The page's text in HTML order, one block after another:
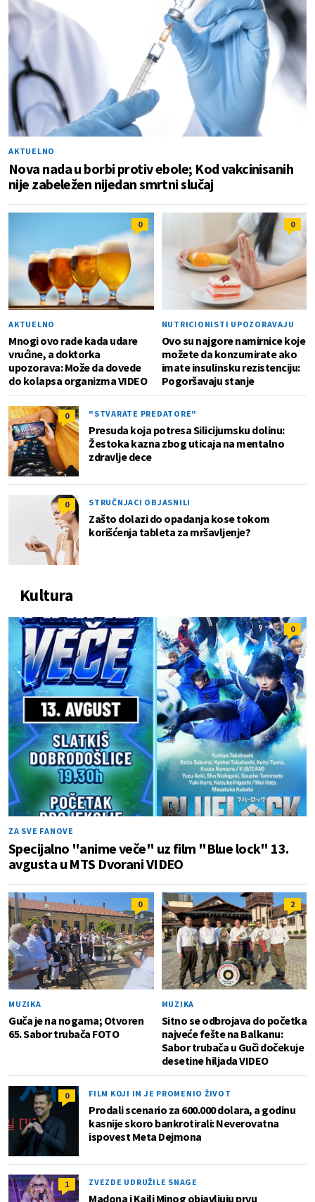
AKTUELNO
Nova nada u borbi protiv ebole; Kod vakcinisanih
nije zabeležen nijedan smrtni slučaj
0
AKTUELNO
Mnogi ovo rade kada udare
vrućine, a doktorka
upozorava: Može da dovede
do kolapsa organizma VIDEO
0
NUTRICIONISTI UPOZORAVAJU
Ovo su najgore namirnice koje
možete da konzumirate ako
imate insulinsku rezistenciju:
Pogoršavaju stanje
0 "STVARATE PREDATORE"
Presuda koja potresa Silicijumsku dolinu:
Žestoka kazna zbog uticaja na mentalno
zdravlje dece
0 STRUČNJACI OBJASNILI
Zašto dolazi do opadanja kose tokom
korišćenja tableta za mršavljenje?
Kultura
0
ZA SVE FANOVE
Specijalno "anime veče" uz film "Blue lock" 13.
avgusta u MTS Dvorani VIDEO
0
MUZIKA
Guča je na nogama; Otvoren
65. Sabor trubača FOTO
2
MUZIKA
Sitno se odbrojava do početka
najveće fešte na Balkanu:
Sabor trubača u Guči dočekuje
desetine hiljada VIDEO
0 FILM KOJI IM JE PROMENIO ŽIVOT
Prodali scenario za 600.000 dolara, a godinu
kasnije skoro bankrotirali: Neverovatna
ispovest Meta Dejmona
1 ZVEZDE UDRUŽILE SNAGE
Madona i Kajli Minog objavljuju prvu